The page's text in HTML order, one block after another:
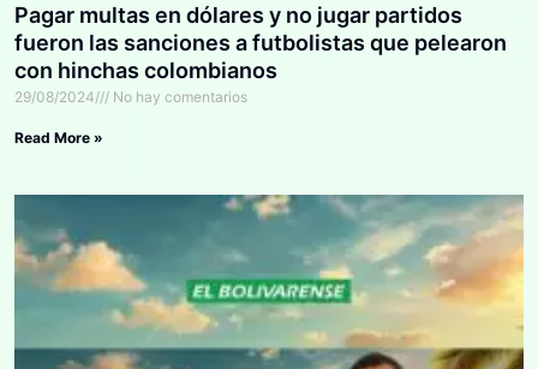
Pagar multas en dólares y no jugar partidos
fueron las sanciones a futbolistas que pelearon
con hinchas colombianos
29/08/2024 No hay comentarios
Read More »